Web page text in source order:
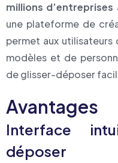
millions
une plateforme de
permet aux
modèles et de
de glisser-déposer
Avantages
Interface
déposer